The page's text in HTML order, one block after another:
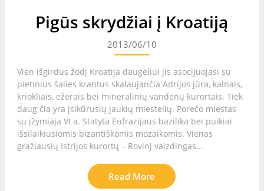
Pigūs skrydžiai į Kroatiją
2013/06/10
Vien išgirdus žodį Kroatija daugeliui jis asocijuojasi su
pietinius šalies krantus skalaujančia Adrijos jūra, kalnais,
kriokliais, ežerais bei mineralinių vandenų kurortais. Tiek
daug čia yra įsikūrusių jaukių miestelių. Porečo miestas
su įžymiaja VI a. Statyta Eufrazijaus bazilika bei puikiai
išsilaikiusiomis bizantiškomis mozaikomis. Vienas
gražiausių Istrijos kurortų – Rovinj vaizdingas...
Read More